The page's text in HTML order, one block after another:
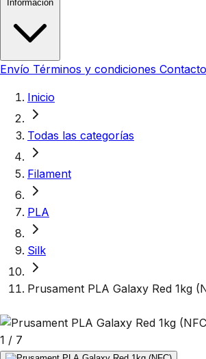
Envío Términos y condiciones Contacto
Inicio
Todas las categorías
Filament
PLA
Silk
Prusament PLA Galaxy Red 1kg
1 / 7